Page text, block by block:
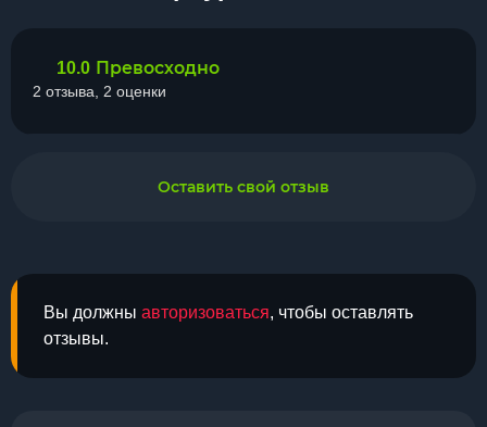
Вы должны авторизоваться, чтобы оставлять
отзывы.
10.0 Превосходно
2 отзыва, 2 оценки
Оставить свой отзыв